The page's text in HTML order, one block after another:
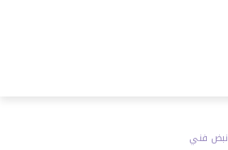
نبض فني